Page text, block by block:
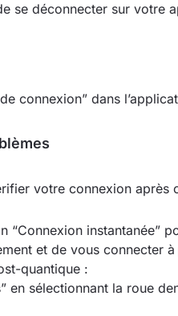
se déconnecter sur votre
connexion” dans
votre connexion après
“Connexion instantanée”
et de vous connecter
quantique :
en sélectionnant la roue